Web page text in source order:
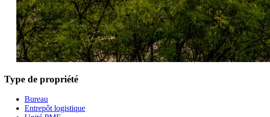
Type de propriété
Bureau
Entrepôt logistique